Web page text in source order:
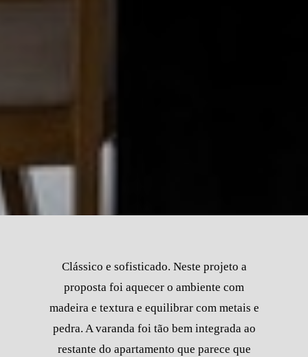
Clássico e sofisticado. Neste projeto a
proposta foi aquecer o ambiente com
madeira e textura e equilibrar com metais e
pedra. A varanda foi tão bem integrada ao
restante do apartamento que parece que